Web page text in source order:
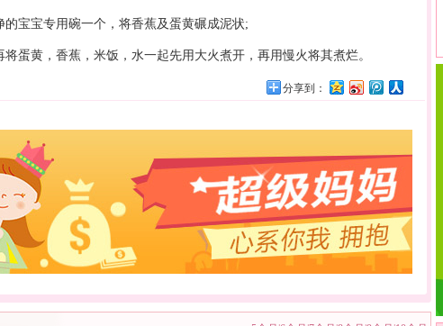
宝宝专用碗一个，将香蕉及蛋黄碾成泥状;
黄，香蕉，米饭，水一起先用大火煮开，再用慢火将其煮烂。
分享到：